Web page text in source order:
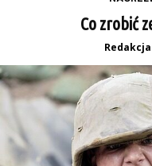
Co zrobić
Redakcja